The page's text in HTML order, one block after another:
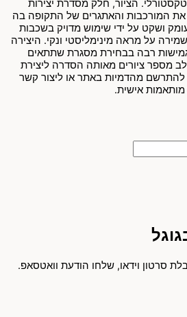
טקסטורלי. הציור, חלק מסדרת יצירות
2024, משקף את המורכבות והאתגרים של התקופה בה
ושקט על ידי שימוש מדויק בשכבות
על מראה מינימליסטי ונקי. היצירה
רבה בבחירת מסגרת שתתאים
מספר ציורים מאותה הסדרה ליצירת
להתרשם מהדמיות באתר או ליצור קשר
מותאמות אישית.
סרטון וידאו, שלחו הודעת וואטסאפ.